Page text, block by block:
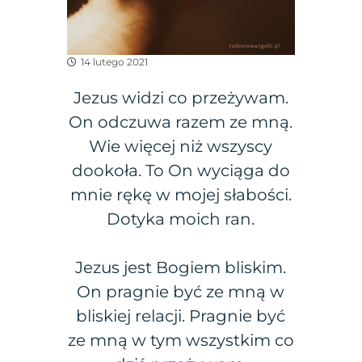
14 lutego 2021
Jezus widzi co przeżywam.
On odczuwa razem ze mną.
Wie więcej niż wszyscy
dookoła. To On wyciąga do
mnie rękę w mojej słabości.
Dotyka moich ran.
Jezus jest Bogiem bliskim.
On pragnie być ze mną w
bliskiej relacji. Pragnie być
ze mną w tym wszystkim co